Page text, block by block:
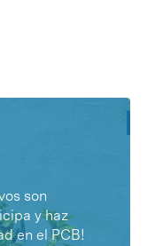
son
y haz
en el PCB!